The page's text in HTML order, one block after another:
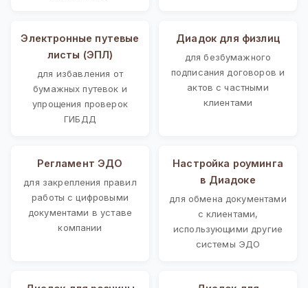
Электронные путевые
листы (ЭПЛ)
для избавления от
бумажных путевок и
упрощения проверок
ГИБДД
Диадок для физлиц
для безбумажного
подписания договоров и
актов с частными
клиентами
Регламент ЭДО
для закрепления правил
работы с цифровыми
документами в уставе
компании
Настройка роуминга
в Диадоке
для обмена документами
с клиентами,
использующими другие
системы ЭДО